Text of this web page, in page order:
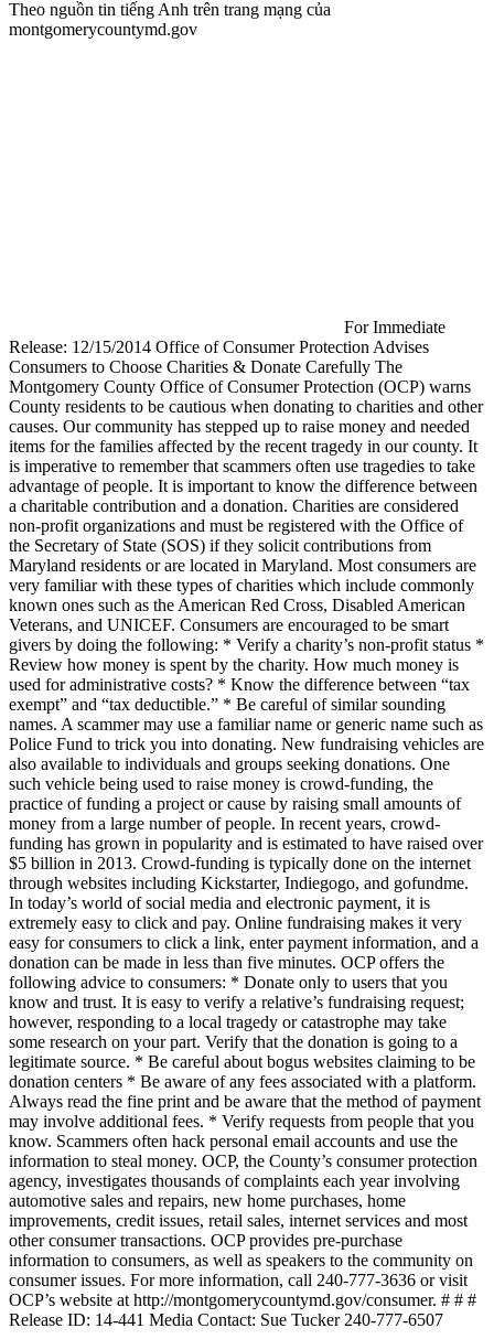
Theo nguồn tin tiếng Anh trên trang mạng của
montgomerycountymd.gov
For Immediate
Release: 12/15/2014 Office of Consumer Protection Advises
Consumers to Choose Charities & Donate Carefully The
Montgomery County Office of Consumer Protection (OCP) warns
County residents to be cautious when donating to charities and other
causes. Our community has stepped up to raise money and needed
items for the families affected by the recent tragedy in our county. It
is imperative to remember that scammers often use tragedies to take
advantage of people. It is important to know the difference between
a charitable contribution and a donation. Charities are considered
non-profit organizations and must be registered with the Office of
the Secretary of State (SOS) if they solicit contributions from
Maryland residents or are located in Maryland. Most consumers are
very familiar with these types of charities which include commonly
known ones such as the American Red Cross, Disabled American
Veterans, and UNICEF. Consumers are encouraged to be smart
givers by doing the following: * Verify a charity’s non-profit status *
Review how money is spent by the charity. How much money is
used for administrative costs? * Know the difference between “tax
exempt” and “tax deductible.” * Be careful of similar sounding
names. A scammer may use a familiar name or generic name such as
Police Fund to trick you into donating. New fundraising vehicles are
also available to individuals and groups seeking donations. One
such vehicle being used to raise money is crowd-funding, the
practice of funding a project or cause by raising small amounts of
money from a large number of people. In recent years, crowd-
funding has grown in popularity and is estimated to have raised over
$5 billion in 2013. Crowd-funding is typically done on the internet
through websites including Kickstarter, Indiegogo, and gofundme.
In today’s world of social media and electronic payment, it is
extremely easy to click and pay. Online fundraising makes it very
easy for consumers to click a link, enter payment information, and a
donation can be made in less than five minutes. OCP offers the
following advice to consumers: * Donate only to users that you
know and trust. It is easy to verify a relative’s fundraising request;
however, responding to a local tragedy or catastrophe may take
some research on your part. Verify that the donation is going to a
legitimate source. * Be careful about bogus websites claiming to be
donation centers * Be aware of any fees associated with a platform.
Always read the fine print and be aware that the method of payment
may involve additional fees. * Verify requests from people that you
know. Scammers often hack personal email accounts and use the
information to steal money. OCP, the County’s consumer protection
agency, investigates thousands of complaints each year involving
automotive sales and repairs, new home purchases, home
improvements, credit issues, retail sales, internet services and most
other consumer transactions. OCP provides pre-purchase
information to consumers, as well as speakers to the community on
consumer issues. For more information, call 240-777-3636 or visit
OCP’s website at http://montgomerycountymd.gov/consumer. # # #
Release ID: 14-441 Media Contact: Sue Tucker 240-777-6507